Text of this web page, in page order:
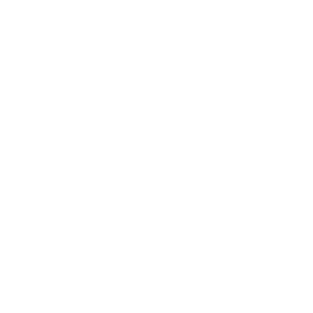
ようお願いしま
とをご了承くだ
」に記載されて
ず変更すること
1000ppm以下、
下、フタル酸ジブチ
、
ない年数を意
通知します。
ムロン制御